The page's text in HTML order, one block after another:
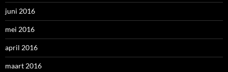
juni 2016
mei 2016
april 2016
maart 2016